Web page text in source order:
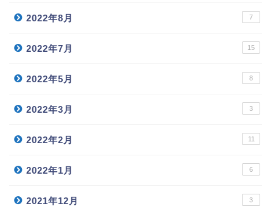
2022年8月 7
2022年7月 15
2022年5月 8
2022年3月 3
2022年2月 11
2022年1月 6
2021年12月 3